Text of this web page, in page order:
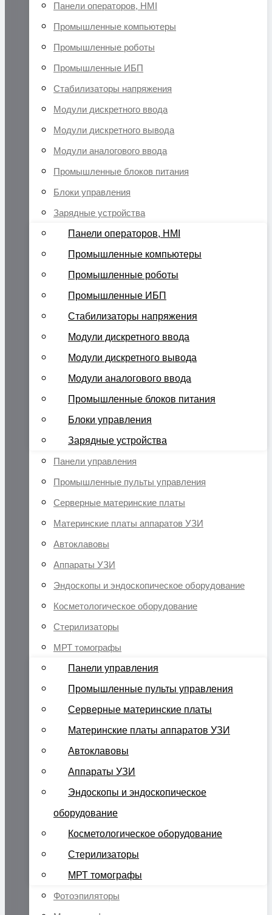
Панели операторов, HMI
Промышленные компьютеры
Промышленные роботы
Промышленные ИБП
Стабилизаторы напряжения
Модули дискретного ввода
Модули дискретного вывода
Модули аналогового ввода
Промышленные блоков питания
Блоки управления
Зарядные устройства
Панели операторов, HMI
Промышленные компьютеры
Промышленные роботы
Промышленные ИБП
Стабилизаторы напряжения
Модули дискретного ввода
Модули дискретного вывода
Модули аналогового ввода
Промышленные блоков питания
Блоки управления
Зарядные устройства
Панели управления
Промышленные пульты управления
Серверные материнские платы
Материнские платы аппаратов УЗИ
Автоклавовы
Аппараты УЗИ
Эндоскопы и эндоскопическое оборудование
Косметологическое оборудование
Стерилизаторы
МРТ томографы
Панели управления
Промышленные пульты управления
Серверные материнские платы
Материнские платы аппаратов УЗИ
Автоклавовы
Аппараты УЗИ
Эндоскопы и эндоскопическое
оборудование
Косметологическое оборудование
Стерилизаторы
МРТ томографы
Фотоэпиляторы